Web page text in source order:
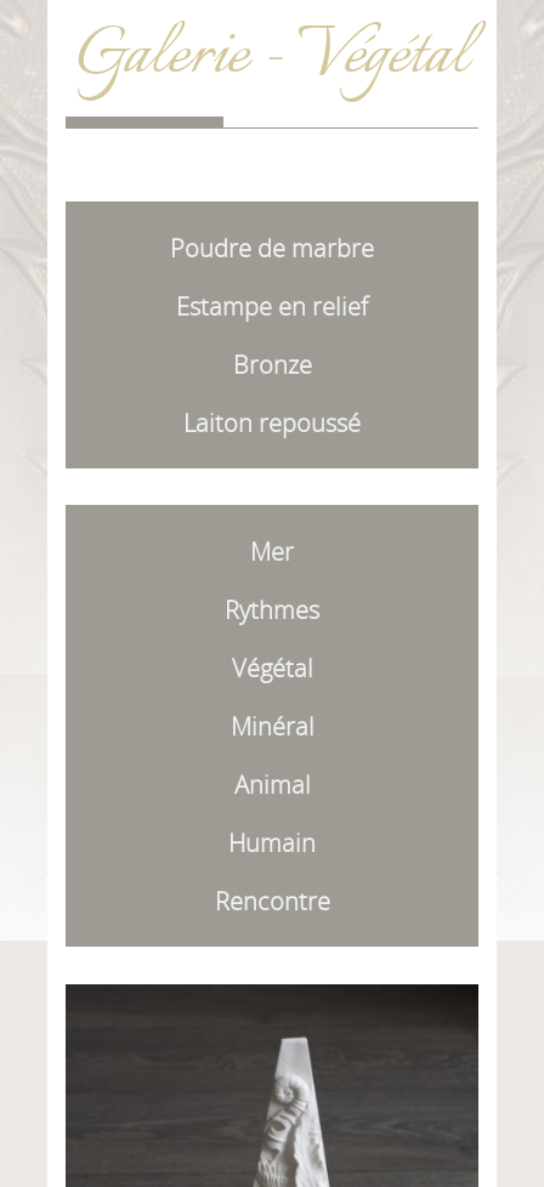
Galerie - Végétal
Poudre de marbre
Estampe en relief
Bronze
Laiton repoussé
Mer
Rythmes
Végétal
Minéral
Animal
Humain
Rencontre